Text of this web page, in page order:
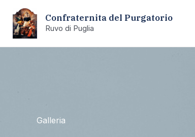
contenuto
Confraternita del Purgatorio
Ruvo di Puglia
Galleria